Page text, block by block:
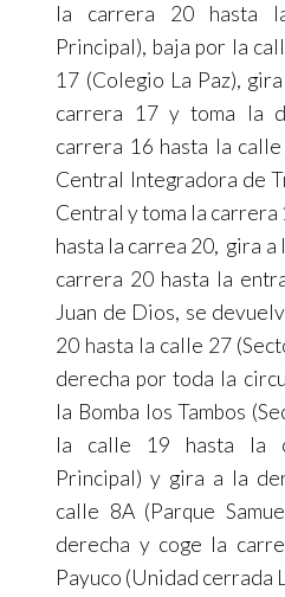
la carrera 20 hasta
Principal), baja por la
17 (Colegio La Paz),
carrera 17 y toma la
carrera 16 hasta la
Central Integradora de
Central y toma la
hasta la carrea 20, gira a
carrera 20 hasta la
Juan de Dios, se
20 hasta la calle 27
derecha por toda la
la Bomba los Tambos
la calle 19 hasta la
Principal) y gira a la
calle 8A (Parque
derecha y coge la
Payuco (Unidad cerrada